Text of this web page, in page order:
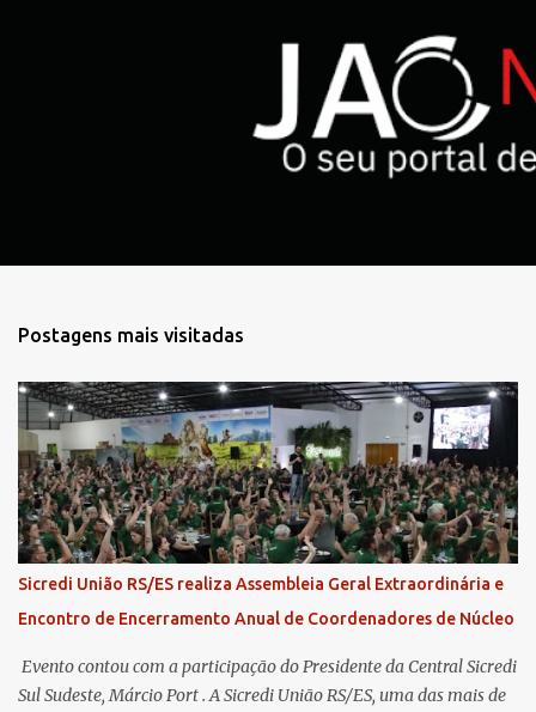
Postagens mais visitadas
Sicredi União RS/ES realiza Assembleia Geral Extraordinária e
Encontro de Encerramento Anual de Coordenadores de Núcleo
​ Evento contou com a participação do Presidente da Central Sicredi
Sul Sudeste, Márcio Port . A Sicredi União RS/ES, uma das mais de